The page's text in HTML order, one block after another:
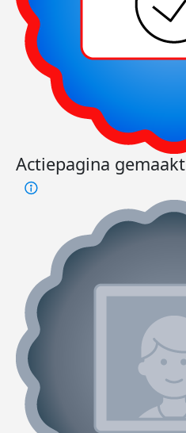
Actiepagina gemaakt